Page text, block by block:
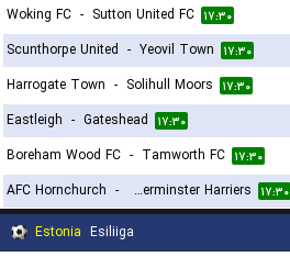
Woking FC - Sutton United FC ۱۷:۳۰
Scunthorpe United - Yeovil Town ۱۷:۳۰
Harrogate Town - Solihull Moors ۱۷:۳۰
Eastleigh - Gateshead ۱۷:۳۰
Boreham Wood FC - Tamworth FC ۱۷:۳۰
AFC Hornchurch - Kidderminster Harriers ۱۷:۳۰
Estonia Esiliiga